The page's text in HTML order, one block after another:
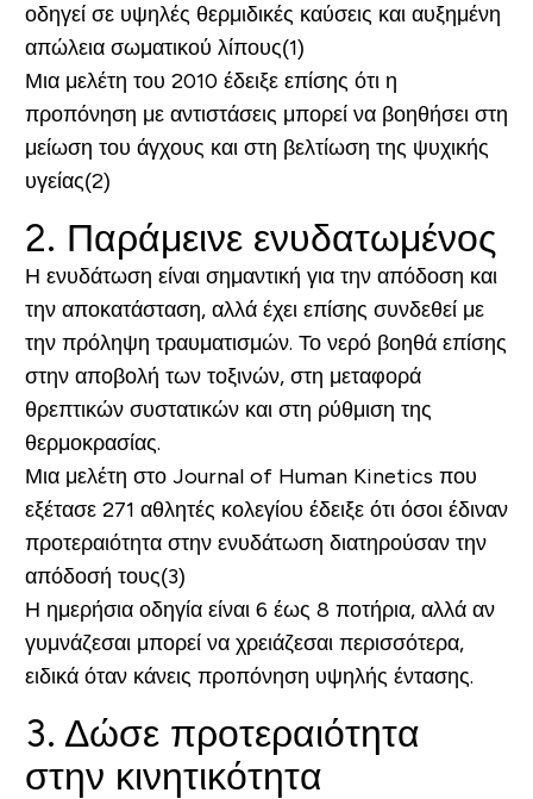
οδηγεί σε υψηλές θερμιδικές καύσεις και αυξημένη
απώλεια σωματικού λίπους(1)
Μια μελέτη του 2010 έδειξε επίσης ότι η
προπόνηση με αντιστάσεις μπορεί να βοηθήσει στη
μείωση του άγχους και στη βελτίωση της ψυχικής
υγείας(2)
2. Παράμεινε ενυδατωμένος
Η ενυδάτωση είναι σημαντική για την απόδοση και
την αποκατάσταση, αλλά έχει επίσης συνδεθεί με
την πρόληψη τραυματισμών. Το νερό βοηθά επίσης
στην αποβολή των τοξινών, στη μεταφορά
θρεπτικών συστατικών και στη ρύθμιση της
θερμοκρασίας.
Μια μελέτη στο Journal of Human Kinetics που
εξέτασε 271 αθλητές κολεγίου έδειξε ότι όσοι έδιναν
προτεραιότητα στην ενυδάτωση διατηρούσαν την
απόδοσή τους(3)
Η ημερήσια οδηγία είναι 6 έως 8 ποτήρια, αλλά αν
γυμνάζεσαι μπορεί να χρειάζεσαι περισσότερα,
ειδικά όταν κάνεις προπόνηση υψηλής έντασης.
3. Δώσε προτεραιότητα
στην κινητικότητα